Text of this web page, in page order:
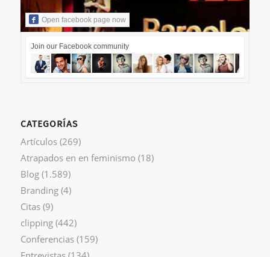
Open facebook page now
Join our Facebook community
CATEGORÍAS
Artículos(269)
Atrapados en en feminismo (18)
Blog(1.589)
Branding(4)
Citas(9)
clipping(442)
Conferencias(159)